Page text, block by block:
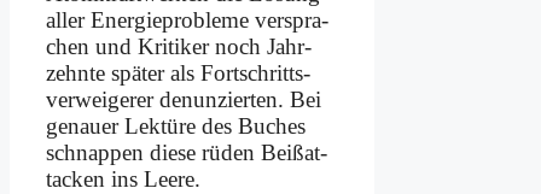
al­ler En­er­gie­pro­ble­me ver­spra­
chen und Kri­ti­ker noch Jahr­
zehn­te spä­ter als Fort­schritts­
ver­wei­ge­rer de­nun­zier­ten. Bei
ge­nau­er Lek­tü­re des Bu­ches
schnap­pen die­se rü­den Beiß­at­
tacken ins Lee­re.